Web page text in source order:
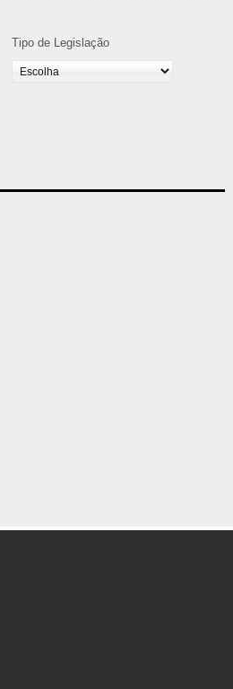
Tipo de Legislação